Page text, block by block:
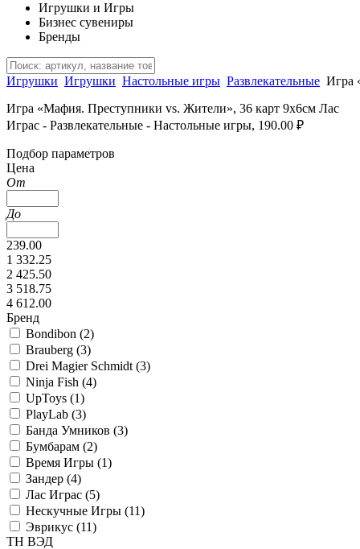
Игрушки и Игры
Бизнес сувениры
Бренды
Игрушки Игрушки Настольные игры Развлекательные Игра
Игра «Мафия. Преступники vs. Жители», 36 карт 9х6см Лас
Играс - Развлекательные - Настольные игры, 190.00 ₽
Подбор параметров
Цена
От
До
239.00
1 332.25
2 425.50
3 518.75
4 612.00
Бренд
Bondibon (2)
Brauberg (3)
Drei Magier Schmidt (3)
Ninja Fish (4)
UpToys (1)
PlayLab (3)
Банда Умников (3)
Бумбарам (2)
Время Игры (1)
Зандер (4)
Лас Играс (5)
Нескучные Игры (11)
Эврикус (11)
ТН ВЭД